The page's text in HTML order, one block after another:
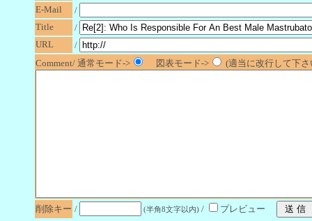
E-Mail
/
Title
/
URL
/
Comment/ 通常モード->
図表モード-> (適当に改行して下
削除キー / (半角8文字以内) / プレビュー